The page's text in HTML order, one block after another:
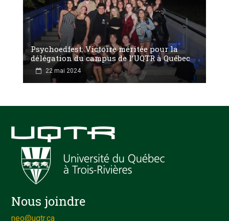
Psychoedfest: Victoire méritée pour la
délégation du campus de l’UQTR à Québec
22 mai 2024
Nous joindre
neo@uqtr.ca